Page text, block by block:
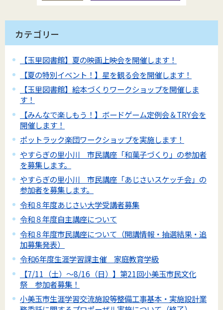
カテゴリー
【玉里図書館】夏の映画上映会を開催します！
【夏の特別イベント！】星を観る会を開催します！
【玉里図書館】絵本づくりワークショップを開催しま
す！
【みんなで楽しもう！】ボードゲーム定例会＆TRY会を
開催します！
ポットラック楽団ワークショップを実施します！
やすらぎの里小川 市民講座「和菓子づくり」の参加者
を募集します。
やすらぎの里小川 市民講座「あじさいスケッチ会」の
参加者を募集します。
令和８年度あじさい大学受講者募集
令和８年度自主講座について
令和８年度市民講座について（開講情報・抽選結果・追
加募集発表）
令和6年度生涯学習課主催 家庭教育学級
【7/11（土）～8/16（日）】第21回小美玉市民文化
祭 参加者募集！
小美玉市生涯学習交流施設等整備工事基本・実施設計業